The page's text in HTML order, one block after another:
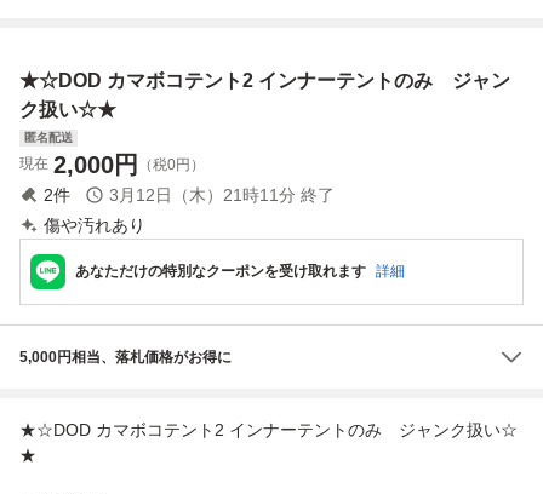
ャンプ用品 アウト
ャンプ アウトドア
★☆DOD カマボコテント2 インナーテントのみ ジャン
ク扱い☆★
匿名配送
現在 2,000円 （税0円）
2件 3月12日（木）21時11分 終了
傷や汚れあり
あなただけの特別なクーポンを受け取れます 詳細
5,000円相当、落札価格がお得に
★☆DOD カマボコテント2 インナーテントのみ ジャンク扱い☆
★